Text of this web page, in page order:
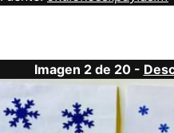
Imagen 2 de 20 -